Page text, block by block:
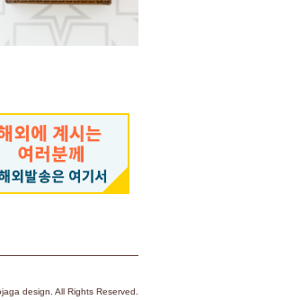
design. All Rights Reserved.